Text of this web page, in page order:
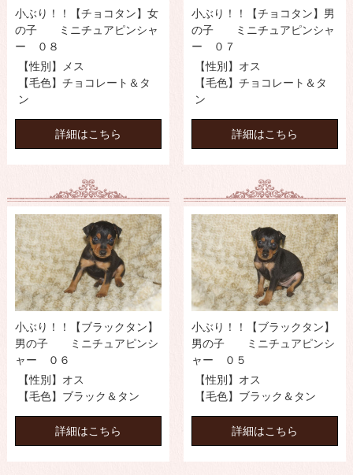
小ぶり！！【チョコタン】女
の子 ミニチュアピンシャ
ー ０８
【性別】メス
【毛色】チョコレート＆タ
ン
詳細はこちら
小ぶり！！【チョコタン】男
の子 ミニチュアピンシャ
ー ０７
【性別】オス
【毛色】チョコレート＆タ
ン
詳細はこちら
小ぶり！！【ブラックタン】
男の子 ミニチュアピンシ
ャー ０６
【性別】オス
【毛色】ブラック＆タン
詳細はこちら
小ぶり！！【ブラックタン】
男の子 ミニチュアピンシ
ャー ０５
【性別】オス
【毛色】ブラック＆タン
詳細はこちら